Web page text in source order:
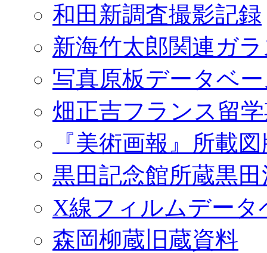
和田新調査撮影記録
新海竹太郎関連ガ
写真原板データベ
畑正吉フランス留
『美術画報』所載
黒田記念館所蔵黒
X線フィルムデータ
森岡柳蔵旧蔵資料